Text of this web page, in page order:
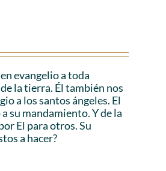
evangelio a toda
la tierra. Él también nos
a los santos ángeles. El
su mandamiento. Y de la
El para otros. Su
a hacer?